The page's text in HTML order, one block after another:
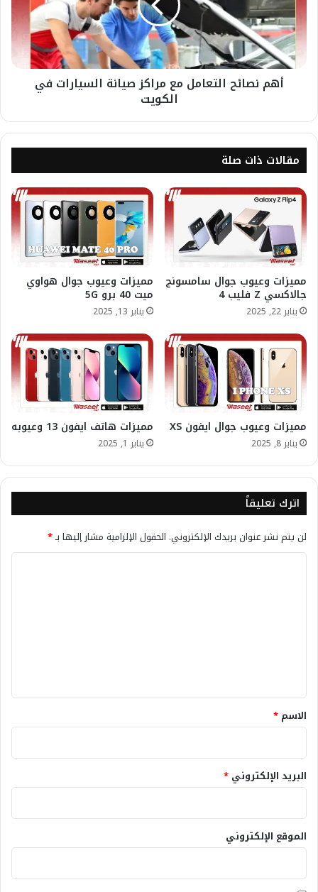
أهم نصائح التعامل مع مراكز صيانة السيارات في
الكويت
مقالات ذات صلة
مميزات وعيوب جوال سامسونج
جالاكسي Z فليب 4
يناير 22, 2025
مميزات وعيوب جوال هواوي
ميت 40 برو 5G
يناير 13, 2025
مميزات وعيوب جوال ايفون XS
يناير 8, 2025
مميزات هاتف ايفون 13 وعيوبه
يناير 1, 2025
اترك تعليقاً
لن يتم نشر عنوان بريدك الإلكتروني. الحقول الإلزامية مشار إليها بـ*
*
الاسم *
البريد الإلكتروني *
الموقع الإلكتروني